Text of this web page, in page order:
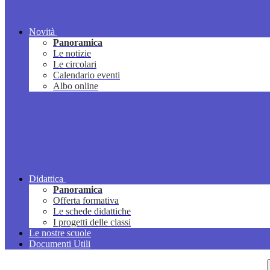
Novità
Panoramica
Le notizie
Le circolari
Calendario eventi
Albo online
Didattica
Panoramica
Offerta formativa
Le schede didattiche
I progetti delle classi
Le nostre scuole
Documenti Utili